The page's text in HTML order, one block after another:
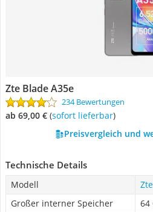
Zte Blade A35e
234 Bewertungen
ab 69,00 € ( Sofort lieferbar)
Preisvergleich und
Technische Details
Modell
Großer interner Speicher
64